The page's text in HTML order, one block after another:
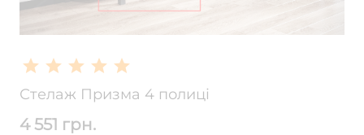
Стелаж Призма 4 полиці
4 551 грн.